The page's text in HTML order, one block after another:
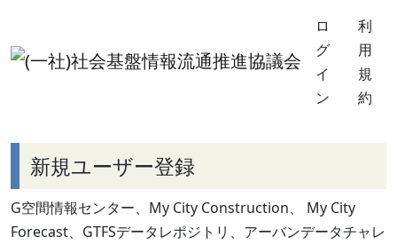
ロ
グ
イ
ン
利
用
規
約
新規ユーザー登録
G空間情報センター、My City Construction、 My City
Forecast、GTFSデータレポジトリ、アーバンデータチャレ